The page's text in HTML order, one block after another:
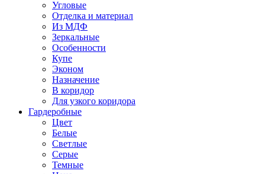
Угловые
Отделка и материал
Из МДФ
Зеркальные
Особенности
Купе
Эконом
Назначение
В коридор
Для узкого коридора
Гардеробные
Цвет
Белые
Светлые
Серые
Темные